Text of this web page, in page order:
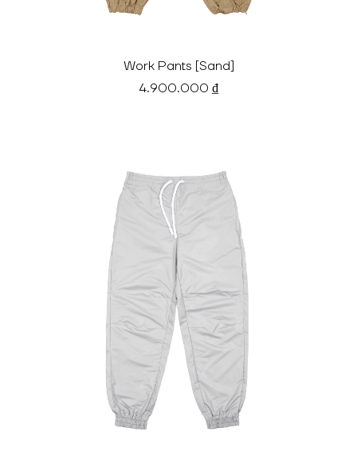
Work Pants [Sand]
4.900.000 ₫